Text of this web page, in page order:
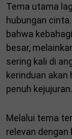
Tema utama
hubungan
bahwa
besar,
sering kali di
kerinduan akan
penuh kejujuran.
Melalui tema
relevan dengan